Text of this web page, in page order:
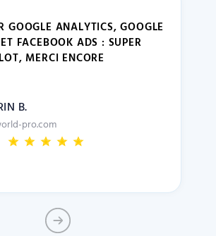
GOOGLE ANALYTICS, GOOGLE
FACEBOOK ADS : SUPER
MERCI ENCORE
B.
pro.com